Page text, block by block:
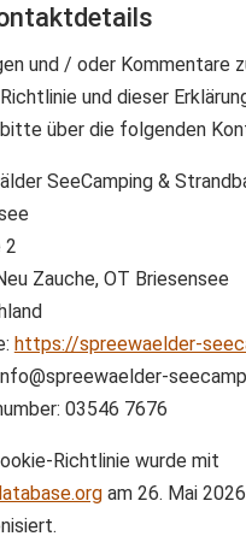
und / oder Kommentare
und dieser
über die folgenden
SeeCamping &
2
Zauche, OT Briesensee
https://spreewaelder-
spreewaelder-
03546 7676
Richtlinie wurde mit
am 26. Mai 2026